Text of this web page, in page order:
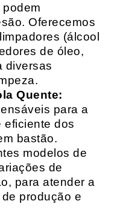
Oferecemos
(álcool
de óleo,
diversas
Quente:
para a
eficiente dos
bastão.
modelos de
de
para atender a
produção e